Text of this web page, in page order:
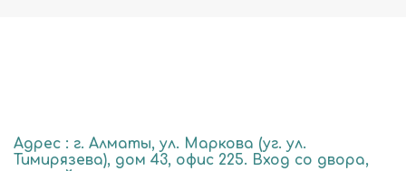
Адрес : г. Алматы, ул. Маркова (уг. ул.
Тимирязева), дом 43, офис 225. Вход со двора,